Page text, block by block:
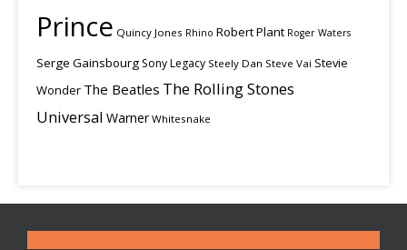
Prince Quincy Jones Rhino Robert Plant Roger Waters
Serge Gainsbourg Sony Legacy Steely Dan Steve Vai Stevie
Wonder The Beatles The Rolling Stones
Universal Warner Whitesnake